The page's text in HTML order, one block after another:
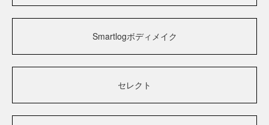
Smartlogボディメイク
セレクト